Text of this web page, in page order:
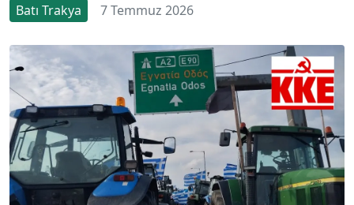
Batı Trakya 7 Temmuz 2026